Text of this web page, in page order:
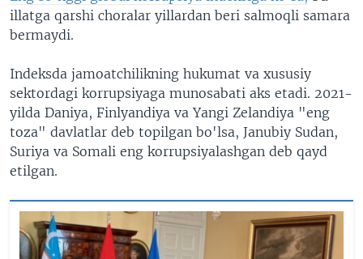
illatga qarshi choralar yillardan beri salmoqli samara
bermaydi.
Indeksda jamoatchilikning hukumat va xususiy
sektordagi korrupsiyaga munosabati aks etadi. 2021-
yilda Daniya, Finlyandiya va Yangi Zelandiya "eng
toza" davlatlar deb topilgan bo'lsa, Janubiy Sudan,
Suriya va Somali eng korrupsiyalashgan deb qayd
etilgan.